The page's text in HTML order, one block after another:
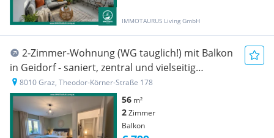
IMMOTAURUS Living GmbH
2-Zimmer-Wohnung (WG tauglich!) mit Balkon
in Geidorf - saniert, zentral und vielseitig
nutzbar!
8010 Graz, Theodor-Körner-Straße 178
56 m²
2Zimmer
Balkon